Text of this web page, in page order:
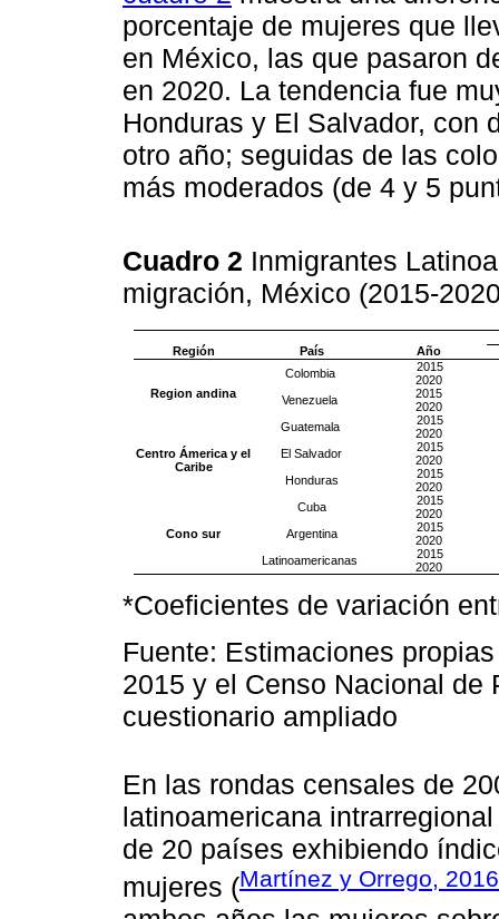
porcentaje de mujeres que
en México, las que pasaron
en 2020. La tendencia fue
Honduras y El Salvador, con
otro año; seguidas de las
más moderados (de 4 y 5
Cuadro 2 Inmigrantes
migración, México (2015-
Región País Año
Region andina
Colombia
2015
2020
Venezuela
2015
2020
Guatemala
2015
Centro Ámerica y el
Caribe
2020
El Salvador
2015
2020
Honduras
2015
2020
Cono sur
Cuba
2015
2020
Argentina
2015
2020
Latinoamericanas
2015
2020
*Coeficientes de variación
Fuente: Estimaciones
2015 y el Censo Nacional de
cuestionario ampliado
En las rondas censales de
latinoamericana
de 20 países exhibiendo
mujeres (Martínez y Orrego, 2016